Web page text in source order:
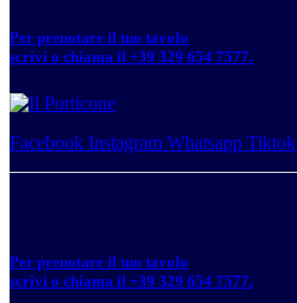
Per prenotare il tuo tavolo
scrivi o chiama il +39 329 654 7577.
Facebook Instagram Whatsapp Tiktok
Per prenotare il tuo tavolo
scrivi o chiama il +39 329 654 7577.